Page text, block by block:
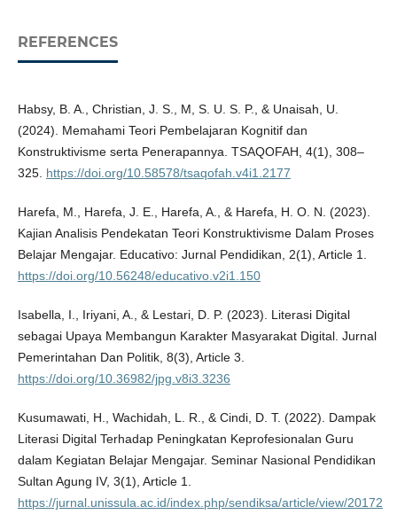
REFERENCES
Habsy, B. A., Christian, J. S., M, S. U. S. P., & Unaisah, U.
(2024). Memahami Teori Pembelajaran Kognitif dan
Konstruktivisme serta Penerapannya. TSAQOFAH, 4(1), 308–
325. https://doi.org/10.58578/tsaqofah.v4i1.2177
Harefa, M., Harefa, J. E., Harefa, A., & Harefa, H. O. N. (2023).
Kajian Analisis Pendekatan Teori Konstruktivisme Dalam Proses
Belajar Mengajar. Educativo: Jurnal Pendidikan, 2(1), Article 1.
https://doi.org/10.56248/educativo.v2i1.150
Isabella, I., Iriyani, A., & Lestari, D. P. (2023). Literasi Digital
sebagai Upaya Membangun Karakter Masyarakat Digital. Jurnal
Pemerintahan Dan Politik, 8(3), Article 3.
https://doi.org/10.36982/jpg.v8i3.3236
Kusumawati, H., Wachidah, L. R., & Cindi, D. T. (2022). Dampak
Literasi Digital Terhadap Peningkatan Keprofesionalan Guru
dalam Kegiatan Belajar Mengajar. Seminar Nasional Pendidikan
Sultan Agung IV, 3(1), Article 1.
https://jurnal.unissula.ac.id/index.php/sendiksa/article/view/20172